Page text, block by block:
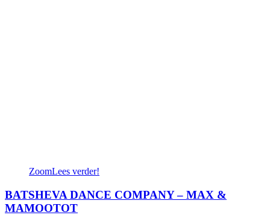
ZoomLees verder!
BATSHEVA DANCE COMPANY – MAX &
MAMOOTOT